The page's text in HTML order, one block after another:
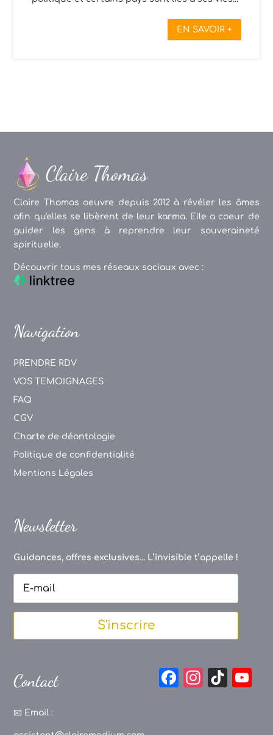
EN SAVOIR +
Claire Thomas oeuvre depuis 2012 à révéler les âmes
afin qu'elles se libèrent de leur karma. Elle a coeur de
guider les gens à reprendre leur souveraineté
spirituelle.
Découvrir tous mes réseaux sociaux avec :
Navigation
PRENDRE RDV
VOS TEMOIGNAGES
FAQ
CGV
Charte de déontologie
Politique de confidentialité
Mentions Légales
Newsletter
Guidances, offres exclusives... L’invisible t’appelle !
S'inscrire
Contact
📧 Email :
F
In
Ti